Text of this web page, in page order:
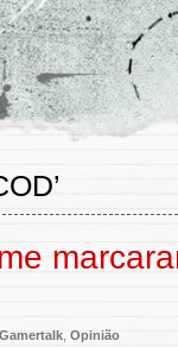
Gamertalk Opinião